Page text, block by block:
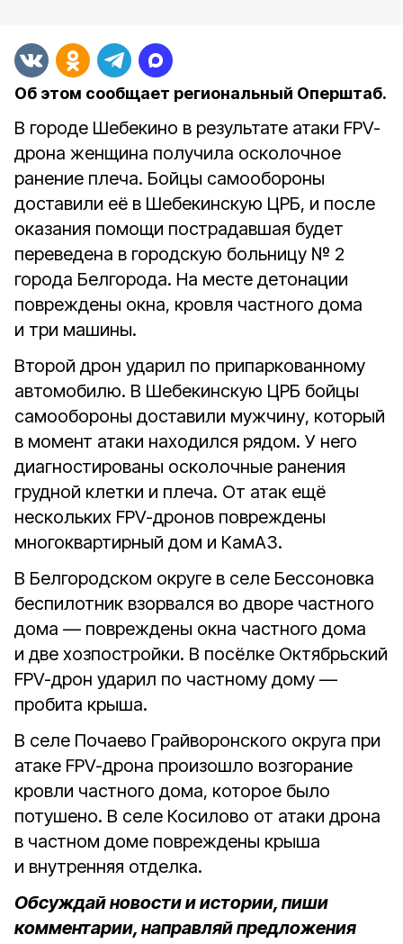
Об этом сообщает региональный Оперштаб.
В городе Шебекино в результате атаки FPV-
дрона женщина получила осколочное
ранение плеча. Бойцы самообороны
доставили её в Шебекинскую ЦРБ, и после
оказания помощи пострадавшая будет
переведена в городскую больницу № 2
города Белгорода. На месте детонации
повреждены окна, кровля частного дома
и три машины.
Второй дрон ударил по припаркованному
автомобилю. В Шебекинскую ЦРБ бойцы
самообороны доставили мужчину, который
в момент атаки находился рядом. У него
диагностированы осколочные ранения
грудной клетки и плеча. От атак ещё
нескольких FPV-дронов повреждены
многоквартирный дом и КамАЗ.
В Белгородском округе в селе Бессоновка
беспилотник взорвался во дворе частного
дома — повреждены окна частного дома
и две хозпостройки. В посёлке Октябрьский
FPV-дрон ударил по частному дому —
пробита крыша.
В селе Почаево Грайворонского округа при
атаке FPV-дрона произошло возгорание
кровли частного дома, которое было
потушено. В селе Косилово от атаки дрона
в частном доме повреждены крыша
и внутренняя отделка.
Обсуждай новости и истории, пиши
комментарии, направляй предложения